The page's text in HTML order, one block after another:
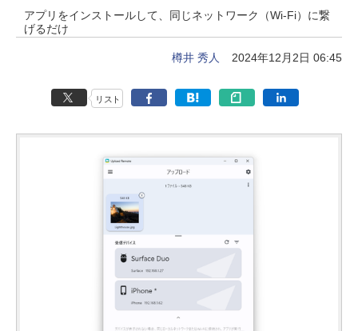
アプリをインストールして、同じネットワーク（Wi-Fi）に繋
げるだけ
樽井 秀人 2024年12月2日 06:45
リスト